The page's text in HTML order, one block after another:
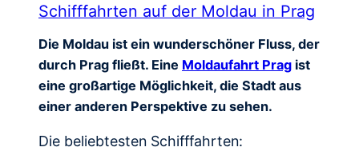
Schifffahrten auf der Moldau in Prag
Die Moldau ist ein wunderschöner Fluss, der
durch Prag fließt. Eine Moldaufahrt Prag ist
eine großartige Möglichkeit, die Stadt aus
einer anderen Perspektive zu sehen.
Die beliebtesten Schifffahrten: